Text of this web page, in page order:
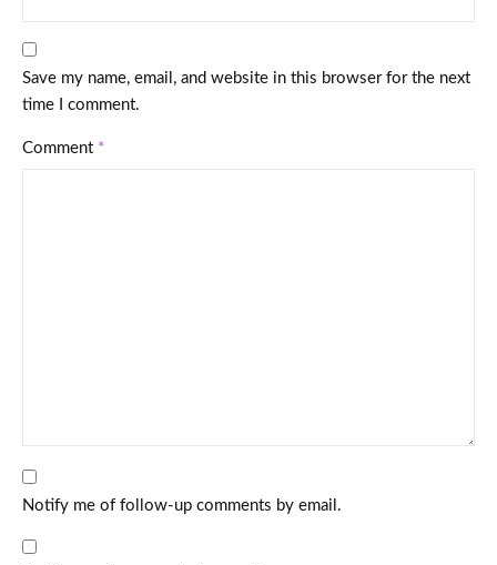
Save my name, email, and website in this browser for the next
time I comment.
Comment *
Notify me of follow-up comments by email.